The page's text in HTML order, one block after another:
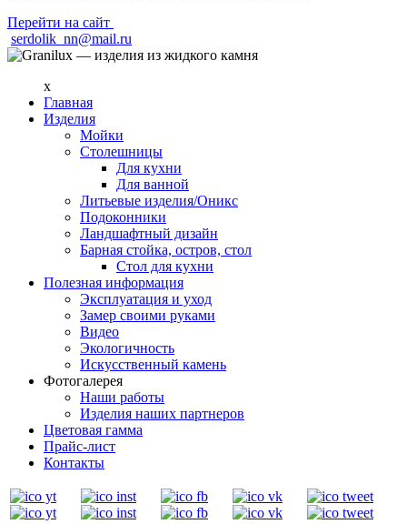
Перейти на сайт
serdolik_nn@mail.ru
x
Главная
Изделия
Мойки
Столешницы
Для кухни
Для ванной
Литьевые изделия/Оникс
Подоконники
Ландшафтный дизайн
Барная стойка, остров, стол
Стол для кухни
Полезная информация
Эксплуатация и уход
Замер своими руками
Видео
Экологичность
Искусственный камень
Фотогалерея
Наши работы
Изделия наших партнеров
Цветовая гамма
Прайс-лист
Контакты